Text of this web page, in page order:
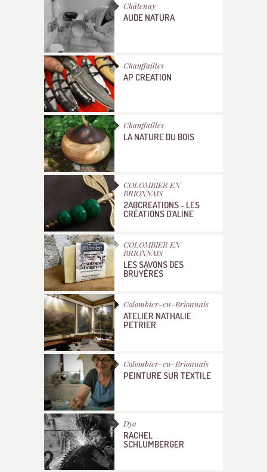
Châtenay
AUDE NATURA
Chauffailles
AP CRÉATION
Chauffailles
LA NATURE DU BOIS
COLOMBIER EN
BRIONNAIS
2ABCREATIONS - LES
CRÉATIONS D'ALINE
COLOMBIER EN
BRIONNAIS
LES SAVONS DES
BRUYÈRES
Colombier-en-Brionnais
ATELIER NATHALIE
PETRIER
Colombier-en-Brionnais
PEINTURE SUR TEXTILE
Dyo
RACHEL
SCHLUMBERGER